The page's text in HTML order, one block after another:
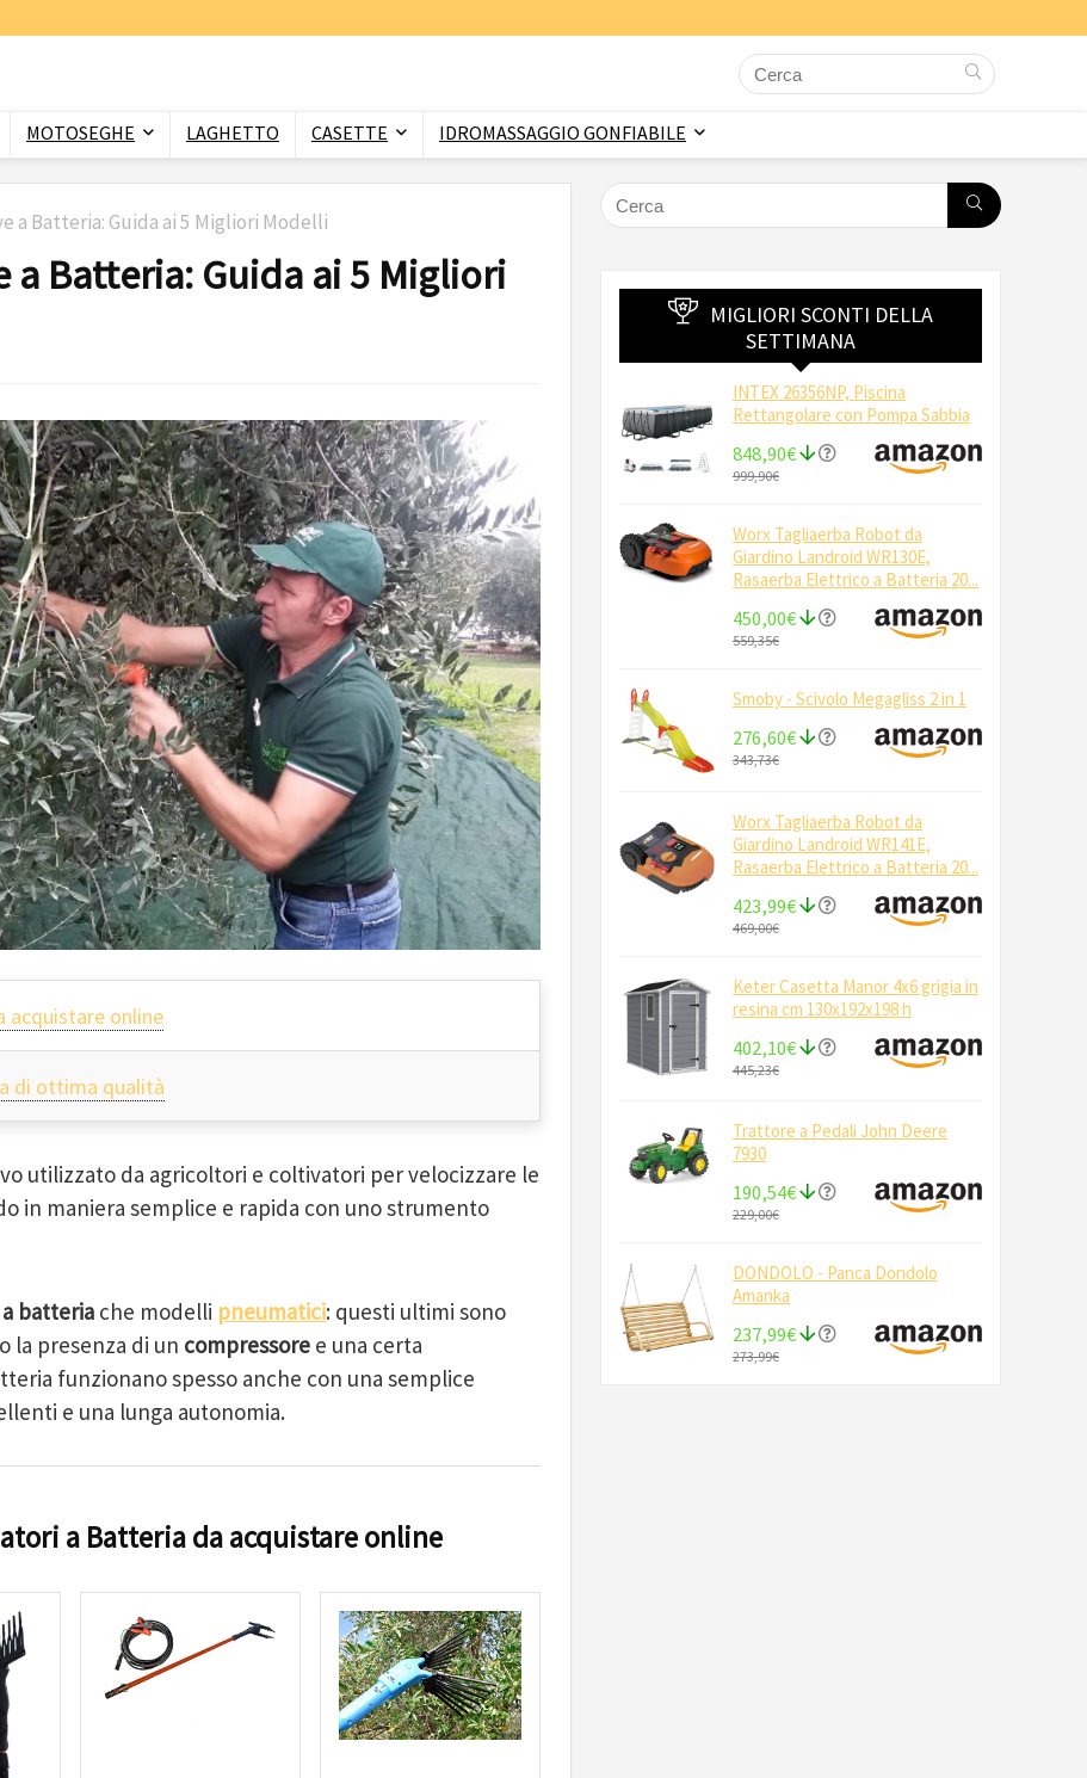
MOTOSEGHE LAGHETTO CASETTE IDROMASSAGGIO GONFIABILE
a Batteria: Guida ai 5 Migliori Modelli
Batteria: Guida ai 5 Migliori
acquistare online
di ottima qualità
utilizzato da agricoltori e coltivatori per velocizzare le
in maniera semplice e rapida con uno strumento
batteria che modelli pneumatici: questi ultimi sono
la presenza di un compressore e una certa
funzionano spesso anche con una semplice
e una lunga autonomia.
a Batteria da acquistare online
MIGLIORI SCONTI DELLA
SETTIMANA
INTEX 26356NP, Piscina
Rettangolare con Pompa Sabbia
848,90€
999,90€
Worx Tagliaerba Robot da
Giardino Landroid WR130E,
Rasaerba Elettrico a Batteria 20...
450,00€
559,35€
Smoby - Scivolo Megagliss 2 in 1
276,60€
343,73€
Worx Tagliaerba Robot da
Giardino Landroid WR141E,
Rasaerba Elettrico a Batteria 20...
423,99€
469,00€
Keter Casetta Manor 4x6 grigia in
resina cm 130x192x198 h
402,10€
445,23€
Trattore a Pedali John Deere
7930
190,54€
229,00€
DONDOLO - Panca Dondolo
Amanka
237,99€
273,99€